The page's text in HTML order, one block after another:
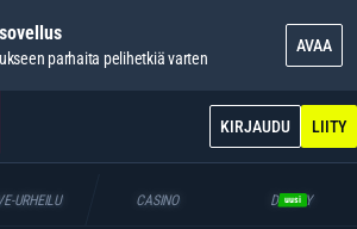
parhaita pelihetkiä varten
AVAA
KIRJAUDU LIITY
URHEILU CASINO uusi
DUELTY